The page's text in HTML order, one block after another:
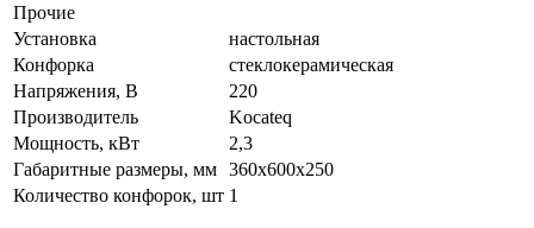
Прочие
Установка
настольная
Конфорка
стеклокерамическая
Напряжения, В
220
Производитель
Kocateq
Мощность, кВт
2,3
Габаритные размеры, мм 360х600х250
Количество конфорок, шт 1